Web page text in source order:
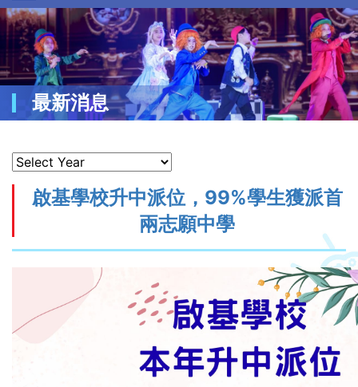
最新消息
啟基學校升中派位，99%學生獲派首
兩志願中學